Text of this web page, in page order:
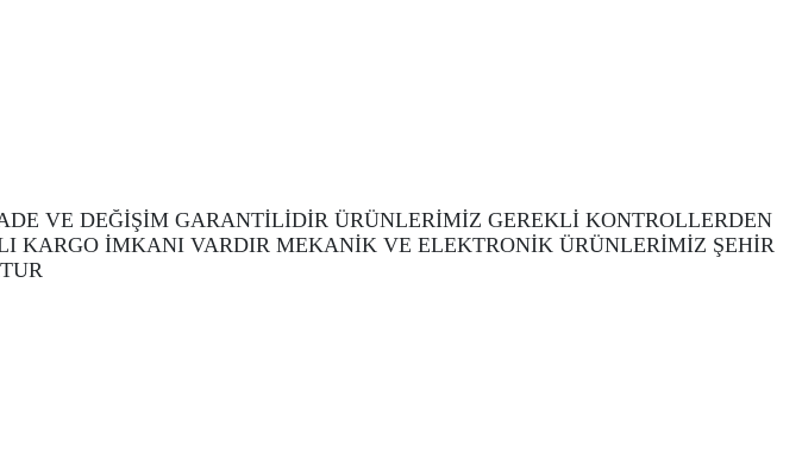
VE DEĞİŞİM GARANTİLİDİR ÜRÜNLERİMİZ GEREKLİ KONTROLLERDEN
KARGO İMKANI VARDIR MEKANİK VE ELEKTRONİK ÜRÜNLERİMİZ ŞEHİR